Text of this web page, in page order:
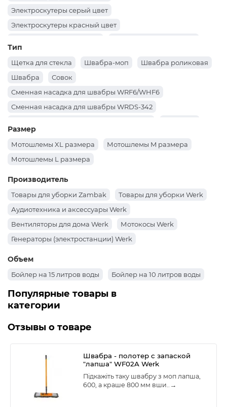
Электроскутеры серый цвет
Электроскутеры красный цвет
Велосипеды оранжевый цвет
Велосипеды красный цвет
Квадроцикл зеленый цвет
Шланг для воды Черный
Шланг для воды Синий
Шланг для воды Зеленый
Тип
Щетка для стекла Швабра-моп
Швабра роликовая
Швабра
Совок
Сменная насадка для швабры WRF6/WHF6
Сменная насадка для швабры WRDS-342
Набор для уборки
Набор веник с совком
Запаска к валику для чистки одежды
Ершик для унитаза
Валик для чистки одежды
Ведро для мусора Ведро
Размер
Мотошлемы XL размера
Мотошлемы M размера
Мотошлемы L размера
Производитель
Товары для уборки Zambak
Товары для уборки Werk
Аудиотехника и аксессуары Werk
Вентиляторы для дома Werk
Мотокосы Werk
Генераторы (электростанции) Werk
Объем
Бойлер на 15 литров воды Бойлер на 10 литров воды
Популярные товары в
категории
Отзывы о товаре
Швабра - полотер с запаской
"лапша" WF02A Werk
Підкажіть таку швабру з моп лапша,
600, а краше 800 мм вши.. →